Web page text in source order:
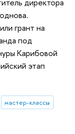
директора
грант на
под
Карибовой
этап
мастер-классы